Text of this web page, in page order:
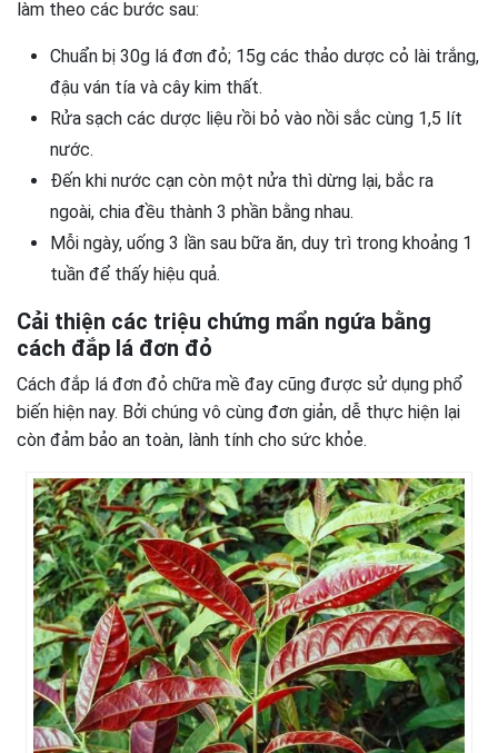
làm theo các bước sau:
Chuẩn bị 30g lá đơn đỏ; 15g các thảo dược cỏ lài trắng,
đậu ván tía và cây kim thất.
Rửa sạch các dược liệu rồi bỏ vào nồi sắc cùng 1,5 lít
nước.
Đến khi nước cạn còn một nửa thì dừng lại, bắc ra
ngoài, chia đều thành 3 phần bằng nhau.
Mỗi ngày, uống 3 lần sau bữa ăn, duy trì trong khoảng 1
tuần để thấy hiệu quả.
Cải thiện các triệu chứng mẩn ngứa bằng
cách đắp lá đơn đỏ
Cách đắp lá đơn đỏ chữa mề đay cũng được sử dụng phổ
biến hiện nay. Bởi chúng vô cùng đơn giản, dễ thực hiện lại
còn đảm bảo an toàn, lành tính cho sức khỏe.